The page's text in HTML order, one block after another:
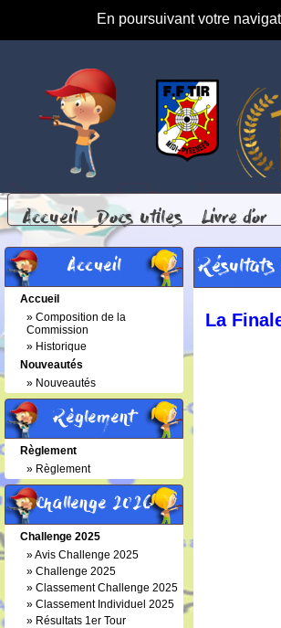
En poursuivant votre
Accueil Docs Utiles Livre d'or
Accueil
Accueil
» Composition de la
Commission
» Historique
Nouveautés
» Nouveautés
Règlement
Règlement
» Règlement
Challenge 2026
Challenge 2025
»Avis Challenge 2025
» Challenge 2025
» Classement Challenge 2025
» Classement Individuel 2025
» Résultats 1er Tour
Résultats
La